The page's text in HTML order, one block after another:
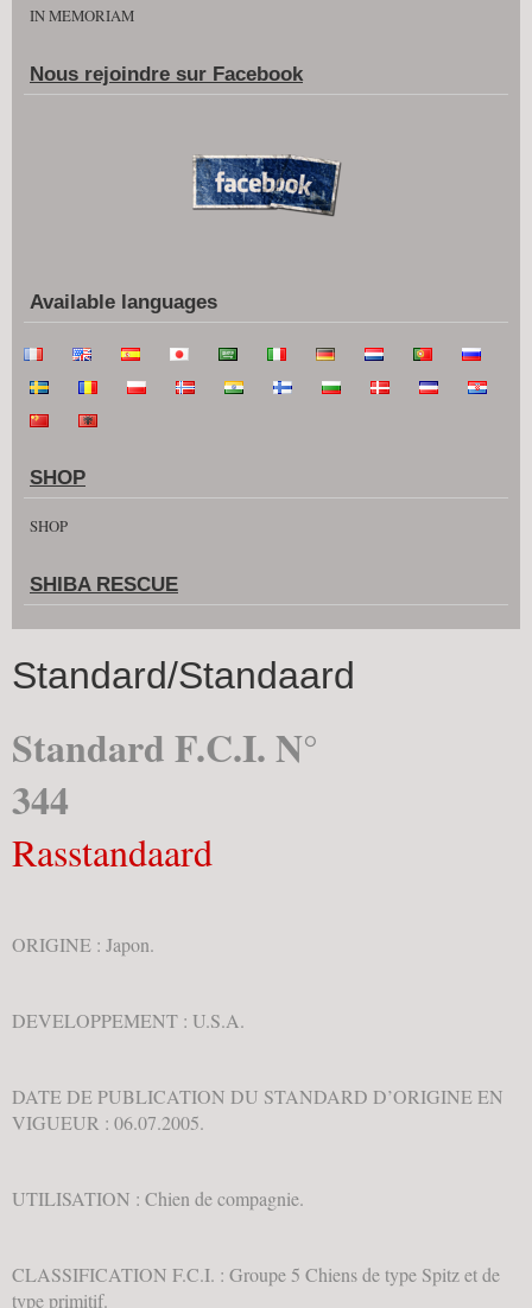
IN MEMORIAM
Nous rejoindre sur Facebook
Available languages
SHOP
SHOP
SHIBA RESCUE
Standard/Standaard
Standard F.C.I. N°
344
Rasstandaard
ORIGINE : Japon.
DEVELOPPEMENT : U.S.A.
DATE DE PUBLICATION DU STANDARD D’ORIGINE EN
VIGUEUR : 06.07.2005.
UTILISATION : Chien de compagnie.
CLASSIFICATION F.C.I. : Groupe 5 Chiens de type Spitz et de
type primitif.